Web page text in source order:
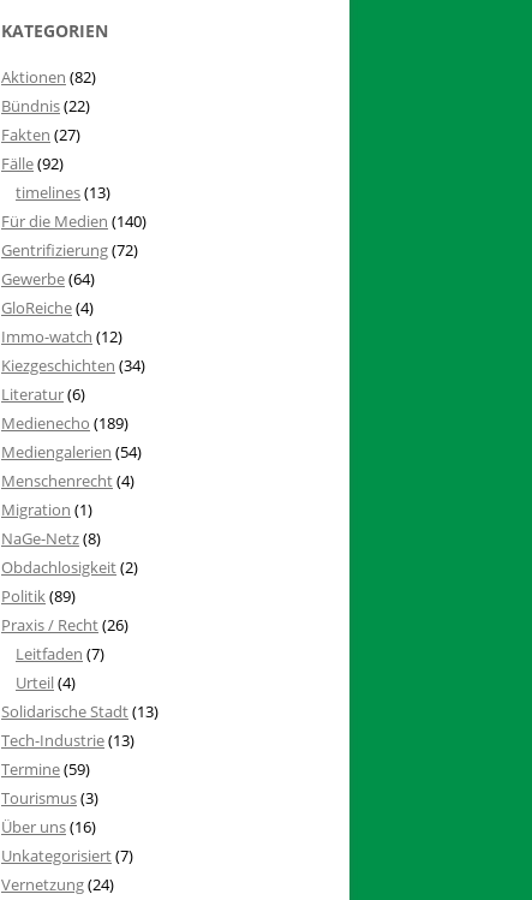
KATEGORIEN
Aktionen (82)
Bündnis(22)
Fakten (27)
Fälle(92)
timelines(13)
Für die Medien (140)
Gentrifizierung(72)
Gewerbe(64)
GloReiche(4)
Immo-watch (12)
Kiezgeschichten (34)
Literatur(6)
Medienecho (189)
Mediengalerien (54)
Menschenrecht(4)
Migration (1)
NaGe-Netz(8)
Obdachlosigkeit(2)
Politik(89)
Praxis / Recht(26)
Leitfaden (7)
Urteil(4)
Solidarische Stadt(13)
Tech-Industrie(13)
Termine(59)
Tourismus(3)
Über uns(16)
Unkategorisiert(7)
Vernetzung(24)